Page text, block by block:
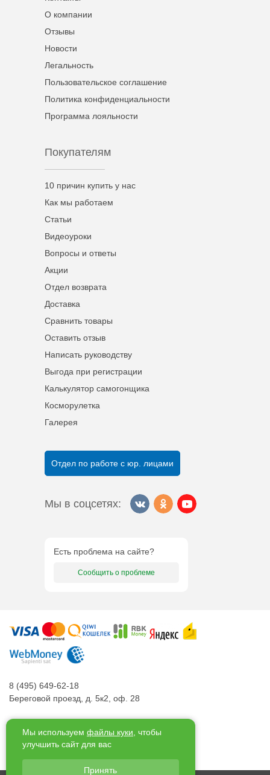
О компании
Отзывы
Новости
Легальность
Пользовательское соглашение
Политика конфиденциальности
Программа лояльности
Покупателям
10 причин купить у нас
Как мы работаем
Статьи
Видеоуроки
Вопросы и ответы
Акции
Отдел возврата
Доставка
Сравнить товары
Оставить отзыв
Написать руководству
Выгода при регистрации
Калькулятор самогонщика
Косморулетка
Галерея
Отдел по работе с юр. лицами
Мы в соцсетях:
Есть проблема на сайте?
Сообщить о проблеме
8 (495) 649-62-18
Береговой проезд, д. 5к2, оф. 28
ОГРН 1126234008119, ИНН 6234105634,
КПП 623401001, ОКПО 37844678
Мы используем файлы куки , чтобы
улучшить сайт для вас
Принять